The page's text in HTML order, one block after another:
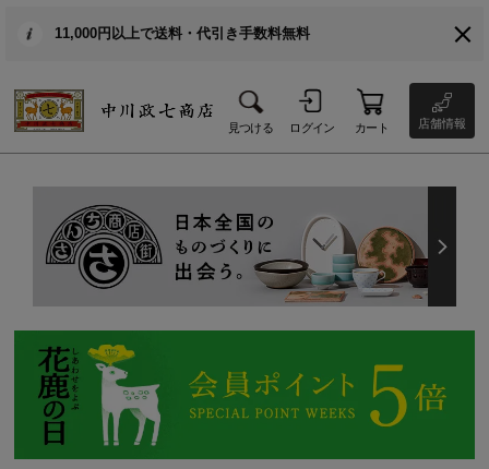
11,000円以上で送料・代引き手数料無料
見つける ログイン カート 店舗情報